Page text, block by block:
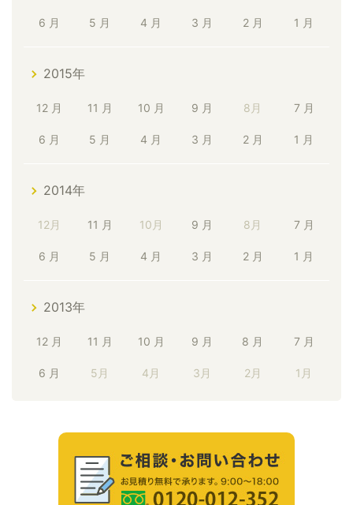
6 月 5 月 4 月 3 月 2 月 1 月
2015年
12 月 11 月 10 月 9 月 8月 7 月
6 月 5 月 4 月 3 月 2 月 1 月
2014年
12月 11 月 10月 9 月 8月 7 月
6 月 5 月 4 月 3 月 2 月 1 月
2013年
12 月 11 月 10 月 9 月 8 月 7 月
6 月 5月 4月 3月 2月 1月